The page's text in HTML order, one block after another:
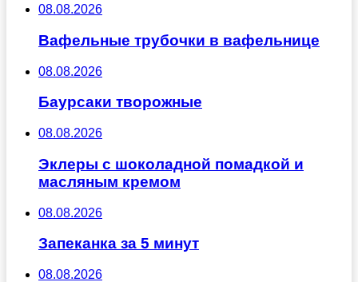
08.08.2026
Вафельные трубочки в вафельнице
08.08.2026
Баурсаки творожные
08.08.2026
Эклеры с шоколадной помадкой и
масляным кремом
08.08.2026
Запеканка за 5 минут
08.08.2026